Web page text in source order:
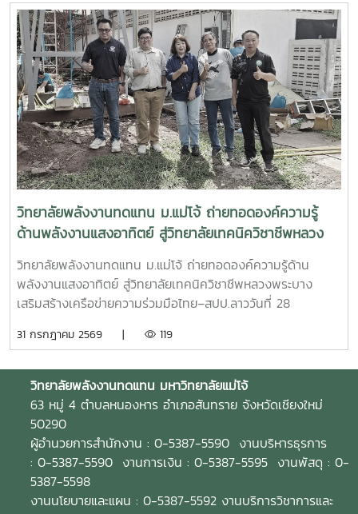
อบรม- พัฒนากำลังคนให้มีทักษะตรงตามความต้องการของ
สถานประกอบการและตลาดแรงงาน ความร่วมมือครั้งนี้สะท้อน
ถึงความมุ่งมั่นของวิทยาลัยพลังงานทดแทน มหาวิทยาลัยแม่โจ้
ในการบูรณาการความร่วมมือกับหน่วยงานภาครัฐ เพื่อผลิตและ
พัฒนากำลังคนที่มีศักยภาพ มีทักษะด้านวิชาชีพที่ได้มาตรฐาน
และพร้อมรองรับการเปลี่ยนแปลงของภาคอุตสาหกรรมด้าน
พลังงานและเทคโนโลยีในอนาคตวิทยาลัยพลังงานทดแทน
มหาวิทยาลัยแม่โจ้ ยังคงเดินหน้าสร้างเครือข่ายความร่วมมือกับ
ทุกภาคส่วน เพื่อยกระดับการศึกษา การพัฒนาทักษะวิชาชีพ และ
การผลิตบัณฑิตคุณภาพ ตอบโจทย์การพัฒนาประเทศอย่าง
ยั่งยืน
รองคณบดีฝ่ายบริหาร, ผู้ช่วยศาสตราจารย์ ดร.ยิ่งรักษ์ อรรถเวช
กุล รองคณบดีฝ่ายวิจัยและบริการวิชาการคณาจารย์ บุคลากร
และนักศึกษาระดับบัณฑิตศึกษา เข้าร่วมกิจกรรม สัมมนาวิชาการ
และการรายงานความก้าวหน้าความร่วมมือ (MOU) ระหว่าง
มหาวิทยาลัยแม่โจ้และเครือข่ายสถาบันการศึกษาในแขวงหลวงพระ
บาง สาธารณรัฐประชาธิปไตยประชาชนลาว การสัมมนาครั้งนี้จัด
ขึ้นเพื่อเป็นเวทีในการแลกเปลี่ยนองค์ความรู้ ติดตามผลการ
ดำเนินงานภายใต้บันทึกข้อตกลงความร่วมมือ (MOU) และร่วม
กำหนดแนวทางการพัฒนาความร่วมมือด้านการศึกษา การวิจัย
และการบริการวิชาการระหว่างประเทศไทยและ สปป.ลาว ให้เกิด
ความเข้มแข็งและต่อเนื่อง กิจกรรมสำคัญภายในงาน ประกอบ
ด้วย- แลกเปลี่ยนองค์ความรู้ด้านพลังงานทดแทน สิ่งแวดล้อม
และการรับมือกับการเปลี่ยนแปลงสภาพภูมิอากาศ- รายงานผล
การดำเนินงานและความก้าวหน้าของโครงการความร่วมมือที่ผ่าน
มา- ร่วมวางแผนการดำเนินงานด้านการศึกษา งานวิจัย และการ
บริการวิชาการในระยะต่อไป เสริมสร้างเครือข่ายความร่วมมือ
ทั้งสองประเทศ เพื่อยกระดับการพัฒนาทรัพยากรมนุษย์และ
ถึงความมุ่งมั่นของทุกภาคส่วนในการร่วมกันขับเคลื่อนการใช้
พลังงานทดแทน การพัฒนางานวิจัย และการถ่ายทอดองค์ความ
รู้สู่สังคม พร้อมส่งเสริมความร่วมมือทางวิชาการระหว่าง
ประเทศไทยและ สปป.ลาว ให้สามารถต่อยอดสู่การพัฒนาชุมชน
สังคม และสิ่งแวดล้อมอย่างยั่งยืนในระดับนานาชาติ วิทยาลัย
พลังงานทดแทน มหาวิทยาลัยแม่โจ้ ยังคงเดินหน้าสร้างเครือข่าย
ความร่วมมือกับพันธมิตรทั้งในและต่างประเทศ เพื่อร่วมพัฒนา
วิทยาลัยพลังงานทดแทน ม.แม่โจ้ ถ่ายทอดองค์ความรู้
ด้านพลังงานแสงอาทิตย์ สู่วิทยาลัยเทคนิควิชาชีพหลวง
พระบาง เสริมสร้างเครือข่ายความร่วมมือไทย–สปป.ลาว
วิทยาลัยพลังงานทดแทน ม.แม่โจ้ ถ่ายทอดองค์ความรู้ด้าน
พลังงานแสงอาทิตย์ สู่วิทยาลัยเทคนิควิชาชีพหลวงพระบาง
เสริมสร้างเครือข่ายความร่วมมือไทย–สปป.ลาววันที่ 28
โดย ผู้ช่วยศาสตราจารย์ ดร.นิกราน หอมดวง คณบดีวิทยาลัย
สุจิตต์ รองคณบดีฝ่ายบริหาร, ผู้ช่วยศาสตราจารย์ ดร.ยิ่งรักษ์
อรรถเวชกุล รองคณบดีฝ่ายวิจัยและบริการวิชาการ คณาจารย์
และบุคลากร ลงพื้นที่จัดกิจกรรมบริการวิชาการนานาชาติ ณ
วิทยาลัยเทคนิควิชาชีพหลวงพระบาง แขวงหลวงพระบาง
สาธารณรัฐประชาธิปไตยประชาชนลาว กิจกรรมจัดขึ้นภายใต้
โครงการ “การใช้พลังงานทดแทนเพื่อการปรับตัวต่อการ
เปลี่ยนแปลงสภาพภูมิอากาศ” โดยมุ่งถ่ายทอดองค์ความรู้ด้าน
31 กรกฎาคม 2569 | 119
วิทยาลัยพลังงานทดแทน มหาวิทยาลัยแม่โจ้
63 หมู่ 4 ตำบลหนองหาร อำเภอสันทราย จังหวัดเชียงใหม่
50290
ผู้อำนวยการสำนักงาน : 0-5387-5590 งานบริหารธุรการ
: 0-5387-5590 งานการเงิน : 0-5387-5595 งานพัสดุ : 0-
5387-5598
งานนโยบายและแผน : 0-5387-5592 งานบริการวิชาการและ